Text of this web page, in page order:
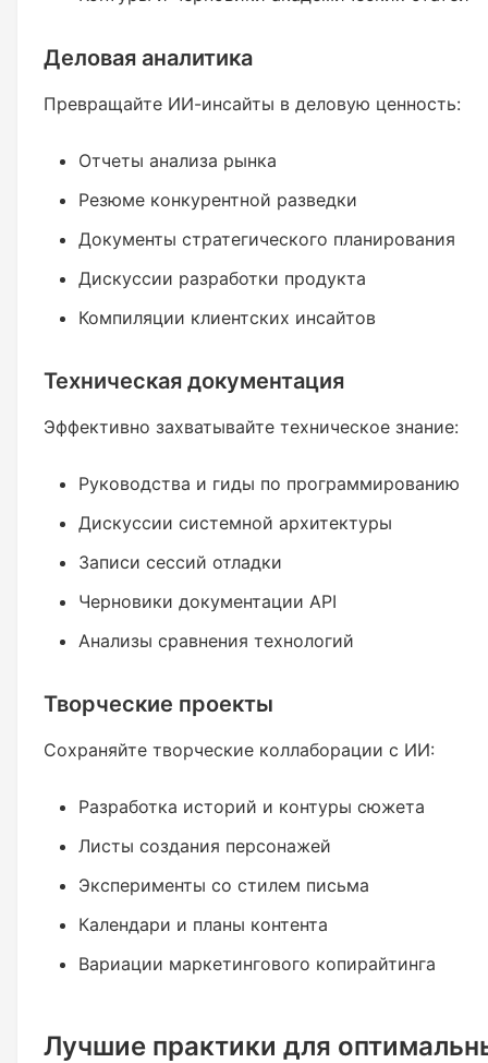
Деловая аналитика
Превращайте ИИ-инсайты в деловую ценность:
Отчеты анализа рынка
Резюме конкурентной разведки
Документы стратегического планирования
Дискуссии разработки продукта
Компиляции клиентских инсайтов
Техническая документация
Эффективно захватывайте техническое знание:
Руководства и гиды по программированию
Дискуссии системной архитектуры
Записи сессий отладки
Черновики документации API
Анализы сравнения технологий
Творческие проекты
Сохраняйте творческие коллаборации с ИИ:
Разработка историй и контуры сюжета
Листы создания персонажей
Эксперименты со стилем письма
Календари и планы контента
Вариации маркетингового копирайтинга
Лучшие практики для